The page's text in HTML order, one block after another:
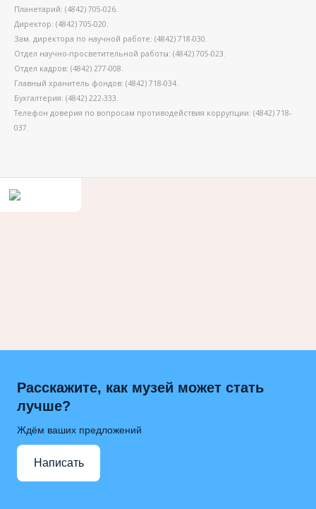
Планетарий: (4842) 705-026.
Директор: (4842) 705-020.
Зам. директора по научной работе: (4842) 718-030.
Отдел научно-просветительной работы: (4842) 705-023.
Отдел кадров: (4842) 277-008.
Главный хранитель фондов: (4842) 718-034.
Бухгалтерия: (4842) 222-333.
Телефон доверия по вопросам противодействия коррупции: (4842) 718-
037.
Расскажите, как музей может стать
лучше?
Ждём ваших предложений
Написать